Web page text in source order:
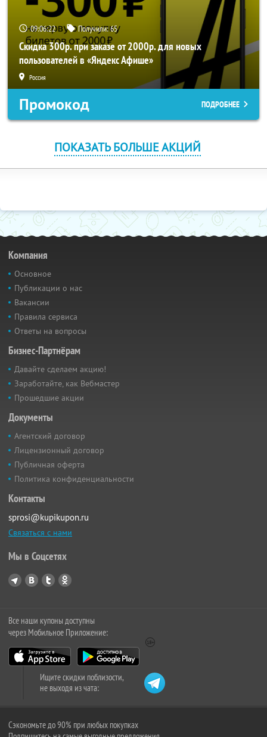
09:06:22 Получили:65
Скидка 300р. при заказе от 2000р. для новых
пользователей в «Яндекс Афише»
Россия
Промокод ПОДРОБНЕЕ
ПОКАЗАТЬ БОЛЬШЕ АКЦИЙ
Компания
Основное
Публикации о нас
Вакансии
Правила сервиса
Ответы на вопросы
Бизнес-Партнёрам
Давайте сделаем акцию!
Заработайте, как Вебмастер
Прошедшие акции
Документы
Агентский договор
Лицензионный договор
Публичная оферта
Политика конфиденциальности
Контакты
sprosi@kupikupon.ru
Связаться с нами
Мы в Соцсетях
Все наши купоны доступны
через Мобильное Приложение:
Ищите скидки поблизости,
не выходя из чата:
Сэкономьте до 90% при любых покупках